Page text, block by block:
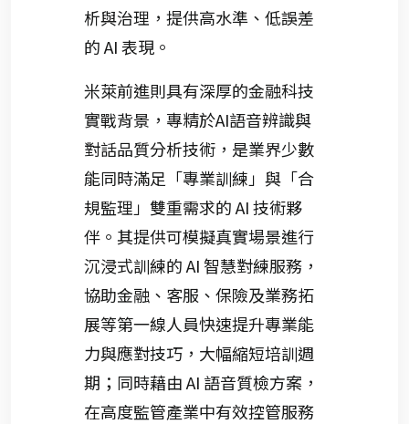
析與治理，提供高水準、低誤差
的 AI 表現。
米萊前進則具有深厚的金融科技
實戰背景，專精於AI語音辨識與
對話品質分析技術，是業界少數
能同時滿足「專業訓練」與「合
規監理」雙重需求的 AI 技術夥
伴。其提供可模擬真實場景進行
沉浸式訓練的 AI 智慧對練服務，
協助金融、客服、保險及業務拓
展等第一線人員快速提升專業能
力與應對技巧，大幅縮短培訓週
期；同時藉由 AI 語音質檢方案，
在高度監管產業中有效控管服務